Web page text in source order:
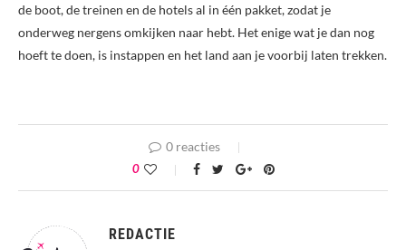
de boot, de treinen en de hotels al in één pakket, zodat je
onderweg nergens omkijken naar hebt. Het enige wat je dan nog
hoeft te doen, is instappen en het land aan je voorbij laten trekken.
0 reacties
0
REDACTIE